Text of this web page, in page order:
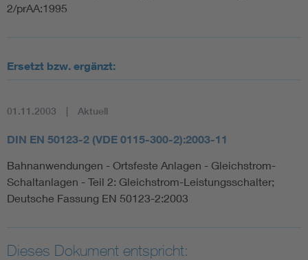
2/prAA:1995
Ersetzt bzw. ergänzt:
01.11.2003 Aktuell
DIN EN 50123-2 (VDE 0115-300-2):2003-11
Bahnanwendungen - Ortsfeste Anlagen - Gleichstrom-
Schaltanlagen - Teil 2: Gleichstrom-Leistungsschalter;
Deutsche Fassung EN 50123-2:2003
Dieses Dokument entspricht: